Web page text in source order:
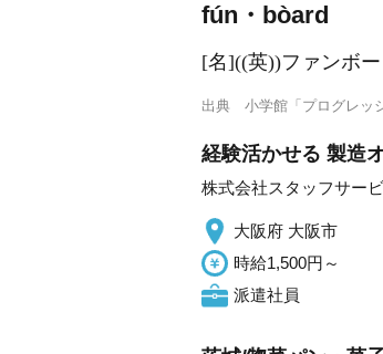
fún・bòard
[名]((英))ファンボ
出典 小学館「プログレッ
経験活かせる 製造
株式会社スタッフサー
大阪府 大阪市
時給1,500円～
派遣社員